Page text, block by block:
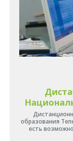
образования
есть